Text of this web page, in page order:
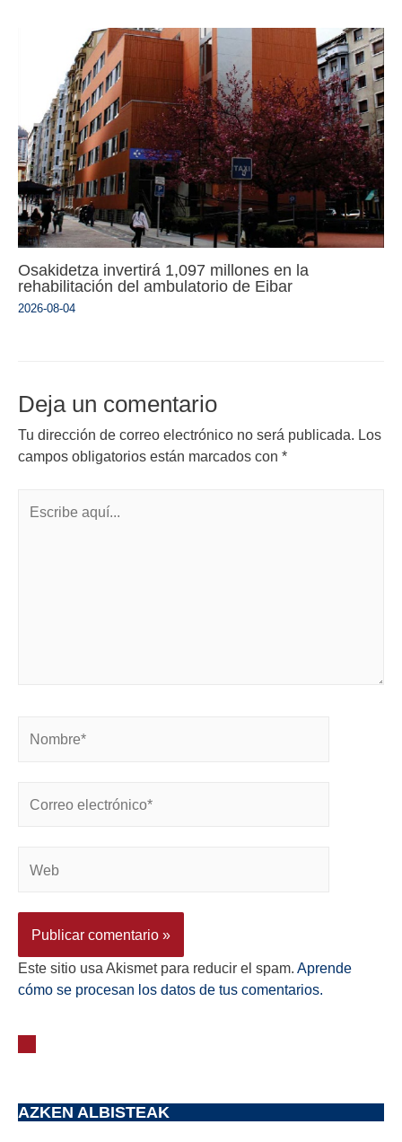
Osakidetza invertirá 1,097 millones en la
rehabilitación del ambulatorio de Eibar
2026-08-04
Deja un comentario
Tu dirección de correo electrónico no será publicada. Los
campos obligatorios están marcados con *
Este sitio usa Akismet para reducir el spam. Aprende
cómo se procesan los datos de tus comentarios.
AZKEN ALBISTEAK